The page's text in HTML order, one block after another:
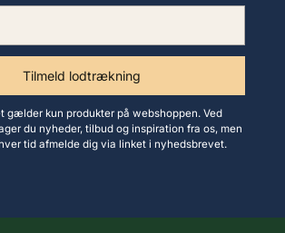
Tilmeld lodtrækning
gælder kun produkter på webshoppen. Ved
du nyheder, tilbud og inspiration fra os, men
tid afmelde dig via linket i nyhedsbrevet.